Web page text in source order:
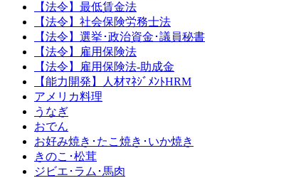
【法令】最低賃金法
【法令】社会保険労務士法
【法令】選挙･政治資金･議員秘書
【法令】雇用保険法
【法令】雇用保険法-助成金
【能力開発】人材ﾏﾈｼﾞﾒﾝﾄHRM
アメリカ料理
うなぎ
おでん
お好み焼き･たこ焼き･いか焼き
きのこ･松茸
ジビエ･ラム･馬肉